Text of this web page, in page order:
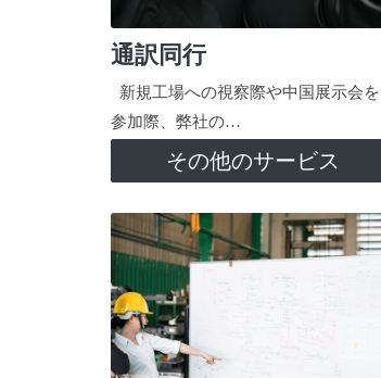
通訳同行
新規工場への視察際や中国展示会を
参加際、弊社の…
その他のサービス